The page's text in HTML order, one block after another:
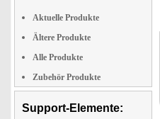
Aktuelle Produkte
Ältere Produkte
Alle Produkte
Zubehör Produkte
Support-Elemente: